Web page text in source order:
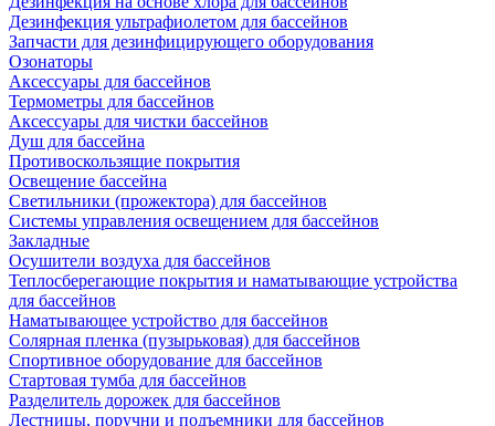
Дезинфекция ультрафиолетом для бассейнов
Запчасти для дезинфицирующего оборудования
Озонаторы
Аксессуары для бассейнов
Термометры для бассейнов
Аксессуары для чистки бассейнов
Душ для бассейна
Противоскользящие покрытия
Освещение бассейна
Светильники (прожектора) для бассейнов
Системы управления освещением для бассейнов
Закладные
Осушители воздуха для бассейнов
Теплосберегающие покрытия и наматывающие устройства
для бассейнов
Наматывающее устройство для бассейнов
Солярная пленка (пузырьковая) для бассейнов
Спортивное оборудование для бассейнов
Стартовая тумба для бассейнов
Разделитель дорожек для бассейнов
Лестницы, поручни и подъемники для бассейнов